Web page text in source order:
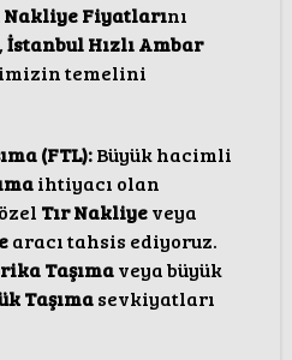
Fiyatlarını
İstanbul Hızlı Ambar
temelini
(FTL):Büyük hacimli
ihtiyacı olan
Tır Nakliyeveya
aracı tahsis ediyoruz.
Taşımaveya büyük
Taşımasevkiyatları